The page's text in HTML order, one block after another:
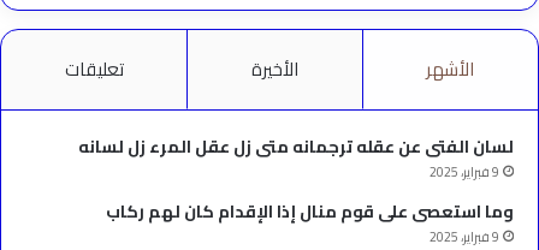
الأشهر الأخيرة تعليقات
لسان الفتى عن عقله ترجمانه متى زل عقل المرء زل لسانه
9 فبراير، 2025
وما استعصى على قوم منال إذا الإقدام كان لهم ركاب
9 فبراير، 2025